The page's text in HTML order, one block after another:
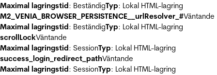
Maximal lagringstid: BeständigTyp: Lokal HTML-lagring
M2_VENIA_BROWSER_PERSISTENCE__urlResolver_#Väntande
Maximal lagringstid: BeständigTyp: Lokal HTML-lagring
scrollLockVäntande
Maximal lagringstid: SessionTyp: Lokal HTML-lagring
success_login_redirect_pathVäntande
Maximal lagringstid: SessionTyp: Lokal HTML-lagring